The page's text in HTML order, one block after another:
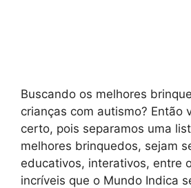
Buscando os melhores
crianças com autismo? Então
certo, pois separamos uma
melhores brinquedos, sejam
educativos, interativos, entre
incríveis que o Mundo Indica